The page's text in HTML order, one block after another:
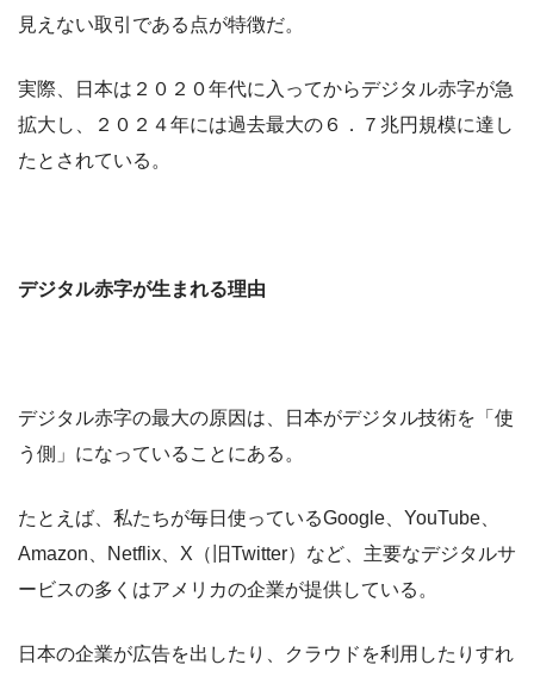
見えない取引である点が特徴だ。
実際、日本は２０２０年代に入ってからデジタル赤字が急
拡大し、２０２４年には過去最大の６．７兆円規模に達し
たとされている。
デジタル赤字が生まれる理由
デジタル赤字の最大の原因は、日本がデジタル技術を「使
う側」になっていることにある。
たとえば、私たちが毎日使っているGoogle、YouTube、
Amazon、Netflix、X（旧Twitter）など、主要なデジタルサ
ービスの多くはアメリカの企業が提供している。
日本の企業が広告を出したり、クラウドを利用したりすれ